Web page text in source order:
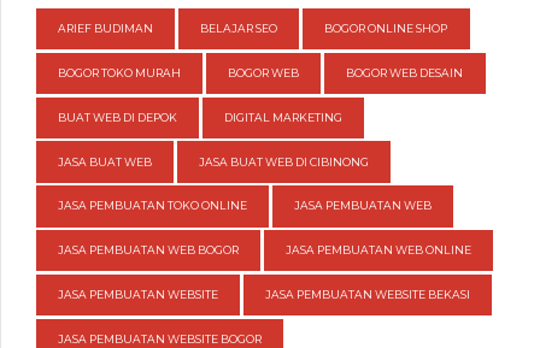
ARIEF BUDIMAN BELAJAR SEO BOGOR ONLINE SHOP
BOGOR TOKO MURAH BOGOR WEB BOGOR WEB DESAIN
BUAT WEB DI DEPOK DIGITAL MARKETING
JASA BUAT WEB JASA BUAT WEB DI CIBINONG
JASA PEMBUATAN TOKO ONLINE JASA PEMBUATAN WEB
JASA PEMBUATAN WEB BOGOR JASA PEMBUATAN WEB ONLINE
JASA PEMBUATAN WEBSITE JASA PEMBUATAN WEBSITE BEKASI
JASA PEMBUATAN WEBSITE BOGOR